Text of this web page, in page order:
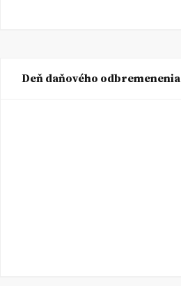
Deň daňového odbremenenia